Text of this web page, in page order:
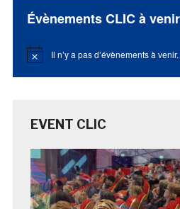
Évènements CLIC à venir
Notice Il n’y a pas d’évènements à venir.
EVENT CLIC